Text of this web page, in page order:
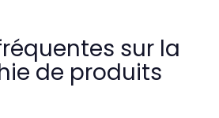
sur la
de produits